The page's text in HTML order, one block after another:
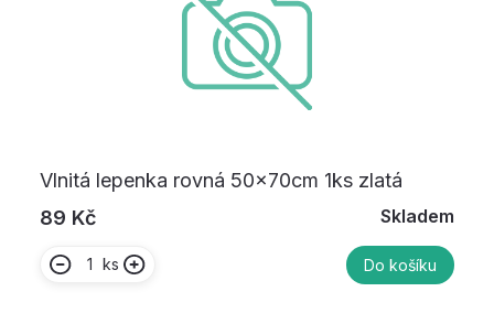
Vlnitá lepenka rovná 50x70cm 1ks zlatá
89 Kč
Skladem
ks Do košíku